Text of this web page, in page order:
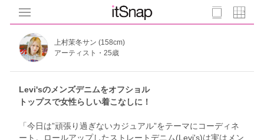
上村茉冬サン (158cm)
アーティスト・25歳
Levi'sのメンズデニムをオフショル
トップスで女性らしい着こなしに！
「今日は”頑張り過ぎないカジュアル”をテーマにコーディネ
ート。ロールアップしたストレートデニム(Levi's)は実はメン